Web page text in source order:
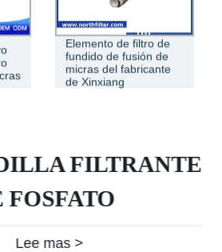
Elemento de filtro de
fundido de fusión de
micras del fabricante
de Xinxiang
FILTRANTE
FOSFATO
Lee mas >